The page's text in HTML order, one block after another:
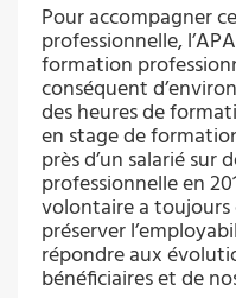
Pour accompagner
professionnelle,
formation
conséquent
des heures de
en stage de
près d’un salarié
professionnelle en
volontaire a
préserver
répondre aux
bénéficiaires et de